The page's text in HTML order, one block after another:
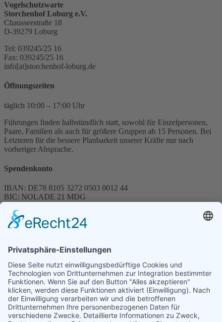
Vogelschutzwarte
Storchenhof Loburg e.V.
Chausseestraße 18
D-39279 Loburg
Tel: 039245/25 16
Fax: 039245/25 16
info[at]storchenhof-loburg.de
Öffnungszeiten
täglich 10:00 – 17:00 Uhr
Führungen finden halbstündlich statt, sowohl für Einzelpersonen,
Paare, Familien als auch für größere Gruppen ab 15 Personen. Bei
Letzteren für die bessere Planbarkeit unserer Kräfte nur nach
vorheriger Absprache.
Spendenkonto
IBAN: DE78 8105 3272 0503 0012 44
BIC: NOLADE 21 MDG
Spenden können steuerlich abgesetzt werden
Förderung
© 1987 – 2025
Storchenhof Loburg e.V.
Alle Rechte vorbehalten.